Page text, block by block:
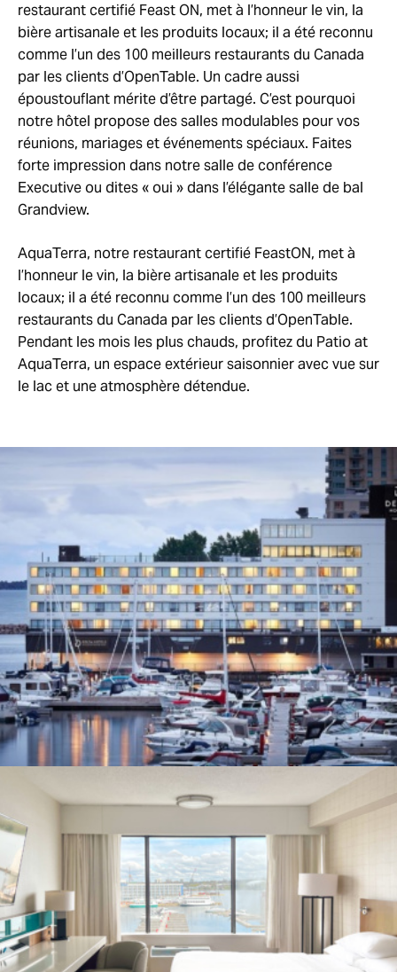
restaurant certifié Feast ON, met à l’honneur le vin, la
bière artisanale et les produits locaux; il a été reconnu
comme l’un des 100 meilleurs restaurants du Canada
par les clients d’OpenTable. Un cadre aussi
époustouflant mérite d’être partagé. C’est pourquoi
notre hôtel propose des salles modulables pour vos
réunions, mariages et événements spéciaux. Faites
forte impression dans notre salle de conférence
Executive ou dites « oui » dans l’élégante salle de bal
Grandview.
AquaTerra, notre restaurant certifié FeastON, met à
l’honneur le vin, la bière artisanale et les produits
locaux; il a été reconnu comme l’un des 100 meilleurs
restaurants du Canada par les clients d’OpenTable.
Pendant les mois les plus chauds, profitez du Patio at
AquaTerra, un espace extérieur saisonnier avec vue sur
le lac et une atmosphère détendue.